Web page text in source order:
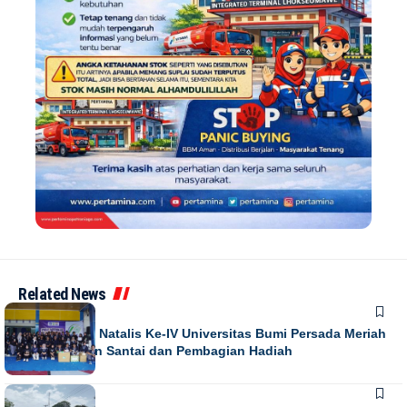
Related News
NEWS
Puncak Dies Natalis Ke-IV Universitas Bumi Persada Meriah
dengan Jalan Santai dan Pembagian Hadiah
NEWS